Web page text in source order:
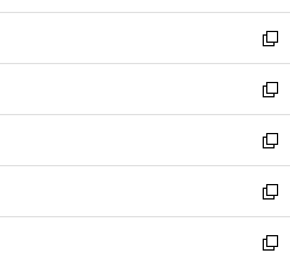
開
く
ウ
で
開
く
ン
ド
ウ
で
開
く
ウ
ィ
ン
ド
ウ
で
開
く
新
し
い
ウ
ィ
ン
ド
ウ
で
新
し
い
ウ
ィ
ン
ド
新
し
い
ウ
ィ
新
し
い
新